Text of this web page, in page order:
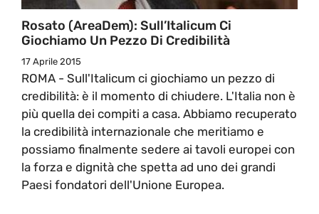
Rosato (AreaDem): Sull’Italicum Ci
Giochiamo Un Pezzo Di Credibilità
17 Aprile 2015
ROMA - Sull'Italicum ci giochiamo un pezzo di
credibilità: è il momento di chiudere. L'Italia non è
più quella dei compiti a casa. Abbiamo recuperato
la credibilità internazionale che meritiamo e
possiamo finalmente sedere ai tavoli europei con
la forza e dignità che spetta ad uno dei grandi
Paesi fondatori dell'Unione Europea.